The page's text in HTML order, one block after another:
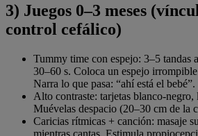
3) Juegos 0–3 meses
control cefálico)
Tummy time con espejo: 3–5 tandas
30–60 s. Coloca un espejo
Narra lo que pasa: “ahí está el bebé”.
Alto contraste: tarjetas blanco-negro,
Muévelas despacio (20–30 cm de la
Caricias rítmicas + canción: masaje
mientras cantas. Estimula